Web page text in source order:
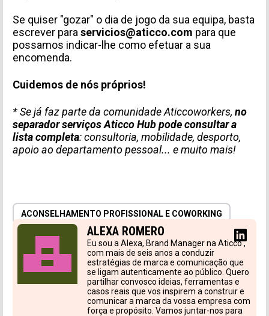
Se quiser "gozar" o dia de jogo da sua equipa, basta
escrever paraservicios@aticco.com para que
possamos indicar-lhe como efetuar a sua
encomenda.
Cuidemos de nós próprios!
* Se já faz parte da comunidade Aticcoworkers, no
separador serviços Aticco Hub pode consultar a
lista completa: consultoria, mobilidade, desporto,
apoio ao departamento pessoal... e muito mais!
ACONSELHAMENTO PROFISSIONAL E COWORKING
ALEXA ROMERO
Eu sou a Alexa, Brand Manager na Aticco ,
com mais de seis anos a conduzir
estratégias de marca e comunicação que
se ligam autenticamente ao público. Quero
partilhar convosco ideias, ferramentas e
casos reais que vos inspirem a construir e
comunicar a marca da vossa empresa com
força e propósito. Vamos juntar-nos para